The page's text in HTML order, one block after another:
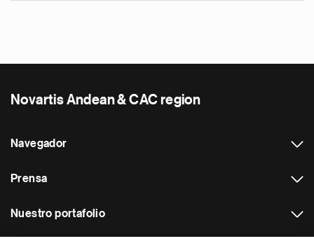
Novartis Andean & CAC region
Navegador
Prensa
Nuestro portafolio